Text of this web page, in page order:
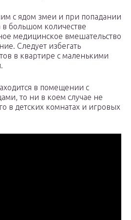
с ядом змеи и при попадании
в большом количестве
медицинское вмешательство
Следует избегать
в квартире с маленькими
в помещении с
то ни в коем случае не
в детских комнатах и игровых